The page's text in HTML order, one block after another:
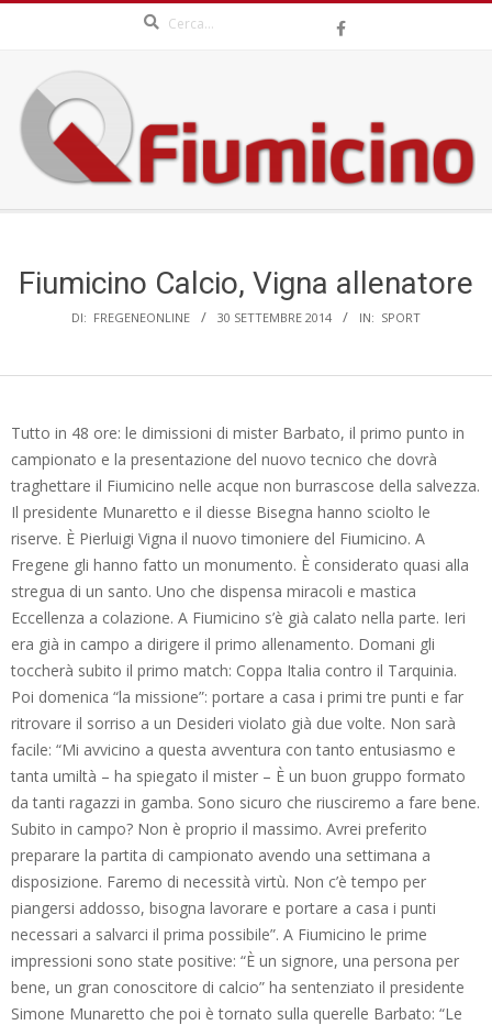
content
QFIUMICINO.COM
MenuFiumicino Calcio, Vigna allenatore
DI: FREGENEONLINE 30 SETTEMBRE 2014 IN: SPORT
Tutto in 48 ore: le dimissioni di mister Barbato, il primo punto in
campionato e la presentazione del nuovo tecnico che dovrà
traghettare il Fiumicino nelle acque non burrascose della salvezza.
Il presidente Munaretto e il diesse Bisegna hanno sciolto le
riserve. È Pierluigi Vigna il nuovo timoniere del Fiumicino. A
Fregene gli hanno fatto un monumento. È considerato quasi alla
stregua di un santo. Uno che dispensa miracoli e mastica
Eccellenza a colazione. A Fiumicino s’è già calato nella parte. Ieri
era già in campo a dirigere il primo allenamento. Domani gli
toccherà subito il primo match: Coppa Italia contro il Tarquinia.
Poi domenica “la missione”: portare a casa i primi tre punti e far
ritrovare il sorriso a un Desideri violato già due volte. Non sarà
facile: “Mi avvicino a questa avventura con tanto entusiasmo e
tanta umiltà – ha spiegato il mister – È un buon gruppo formato
da tanti ragazzi in gamba. Sono sicuro che riusciremo a fare bene.
Subito in campo? Non è proprio il massimo. Avrei preferito
preparare la partita di campionato avendo una settimana a
disposizione. Faremo di necessità virtù. Non c’è tempo per
piangersi addosso, bisogna lavorare e portare a casa i punti
necessari a salvarci il prima possibile”. A Fiumicino le prime
impressioni sono state positive: “È un signore, una persona per
bene, un gran conoscitore di calcio” ha sentenziato il presidente
Simone Munaretto che poi è tornato sulla querelle Barbato: “Le